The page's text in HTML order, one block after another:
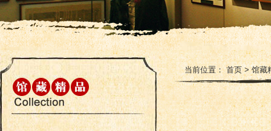
当前位置：首页>馆藏